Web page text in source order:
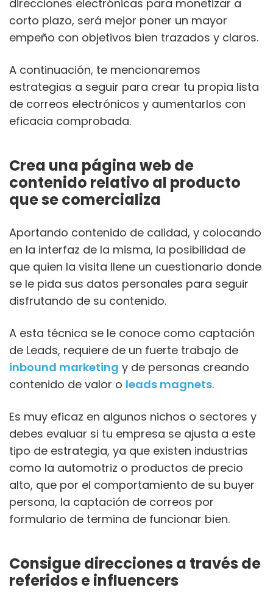
direcciones electrónicas para monetizar a
corto plazo, será mejor poner un mayor
empeño con objetivos bien trazados y claros.
A continuación, te mencionaremos
estrategias a seguir para crear tu propia lista
de correos electrónicos y aumentarlos con
eficacia comprobada.
Crea una página web de
contenido relativo al producto
que se comercializa
Aportando contenido de calidad, y colocando
en la interfaz de la misma, la posibilidad de
que quien la visita llene un cuestionario donde
se le pida sus datos personales para seguir
disfrutando de su contenido.
A esta técnica se le conoce como captación
de Leads, requiere de un fuerte trabajo de
inbound marketing y de personas creando
contenido de valor o leads magnets.
Es muy eficaz en algunos nichos o sectores y
debes evaluar si tu empresa se ajusta a este
tipo de estrategia, ya que existen industrias
como la automotriz o productos de precio
alto, que por el comportamiento de su buyer
persona, la captación de correos por
formulario de termina de funcionar bien.
Consigue direcciones a través de
referidos e influencers